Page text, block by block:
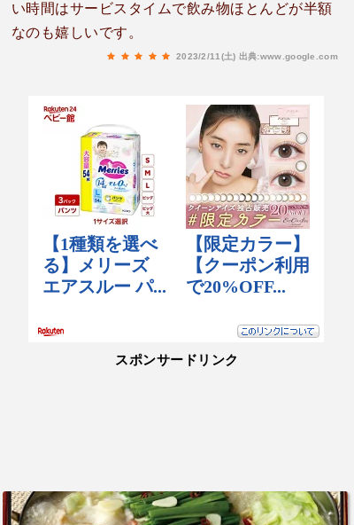
い時間はサービスタイムで飲み物ほとんどが半額
なのも嬉しいです。
2023/2/11(土) 出典:www.google.com
スポンサードリンク